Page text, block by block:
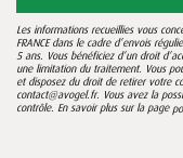
Les informations recueillies vous
FRANCE dans le cadre d’envois
5 ans. Vous bénéficiez d’un droit
une limitation du traitement. Vous
et disposez du droit de retirer votre
contact@avogel.fr. Vous avez la
contrôle. En savoir plus sur la page